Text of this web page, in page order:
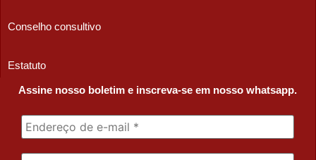
Conselho consultivo
Estatuto
Assine nosso boletim e inscreva-se em nosso whatsapp.